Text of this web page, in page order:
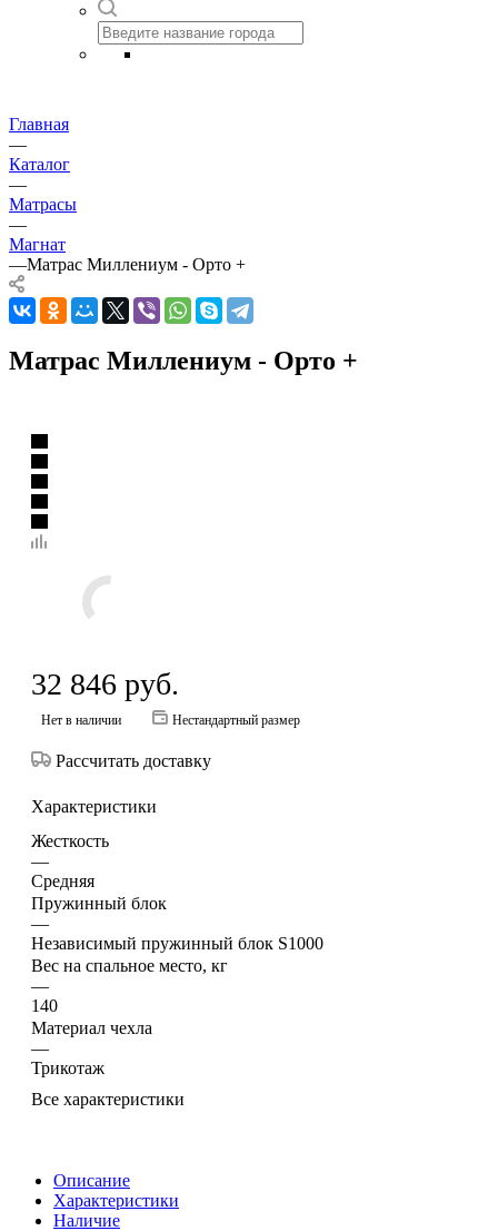
Главная
—
Каталог
—
Матрасы
—
Магнат
—Матрас Миллениум - Орто +
Матрас Миллениум - Орто +
32 846 руб.
Нет в наличии Нестандартный размер
Рассчитать доставку
Характеристики
Жесткость
—
Средняя
Пружинный блок
—
Независимый пружинный блок S1000
Вес на спальное место, кг
—
140
Материал чехла
—
Трикотаж
Все характеристики
Описание
Характеристики
Наличие